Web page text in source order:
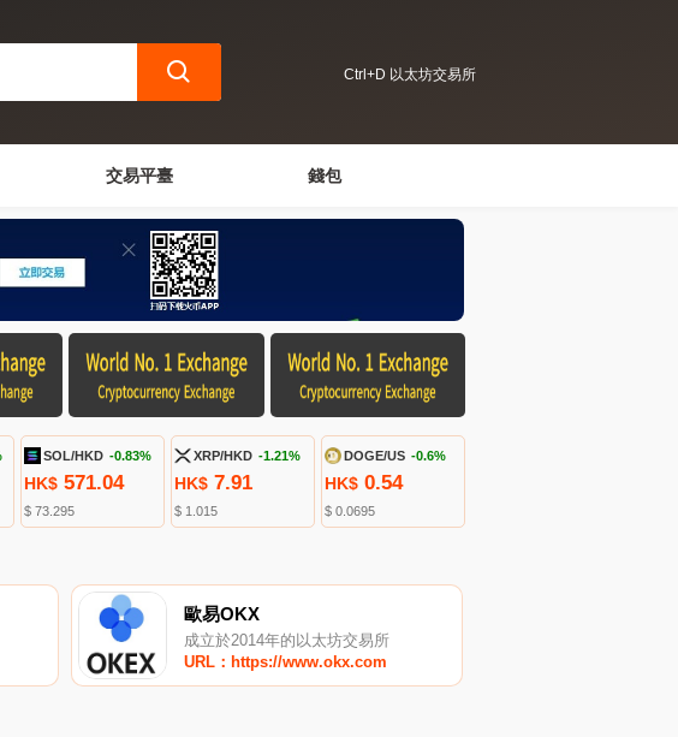
Ctrl+D 以太坊交易所
交易平臺 錢包
SOL/HKD -0.83%
HK$ 571.04
$ 73.295
XRP/HKD -1.21%
HK$ 7.91
$ 1.015
DOGE/US -0.6%
HK$ 0.54
$ 0.0695
歐易OKX
成立於2014年的以太坊交易所
URL：https://www.okx.com